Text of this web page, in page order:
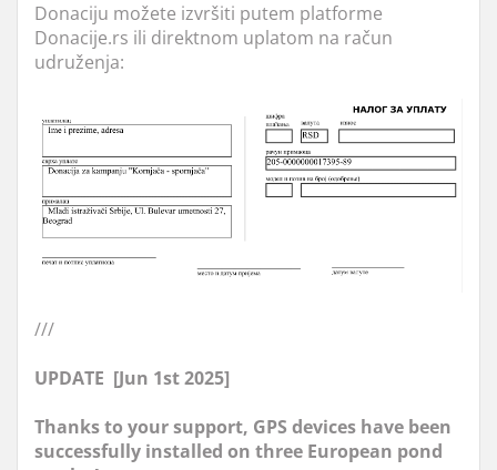
Donaciju možete izvršiti putem platforme
Donacije.rs ili direktnom uplatom na račun
udruženja:
///
UPDATE [Jun 1st 2025]
Thanksto your support, GPS devices have been
successfully installed on three European pond